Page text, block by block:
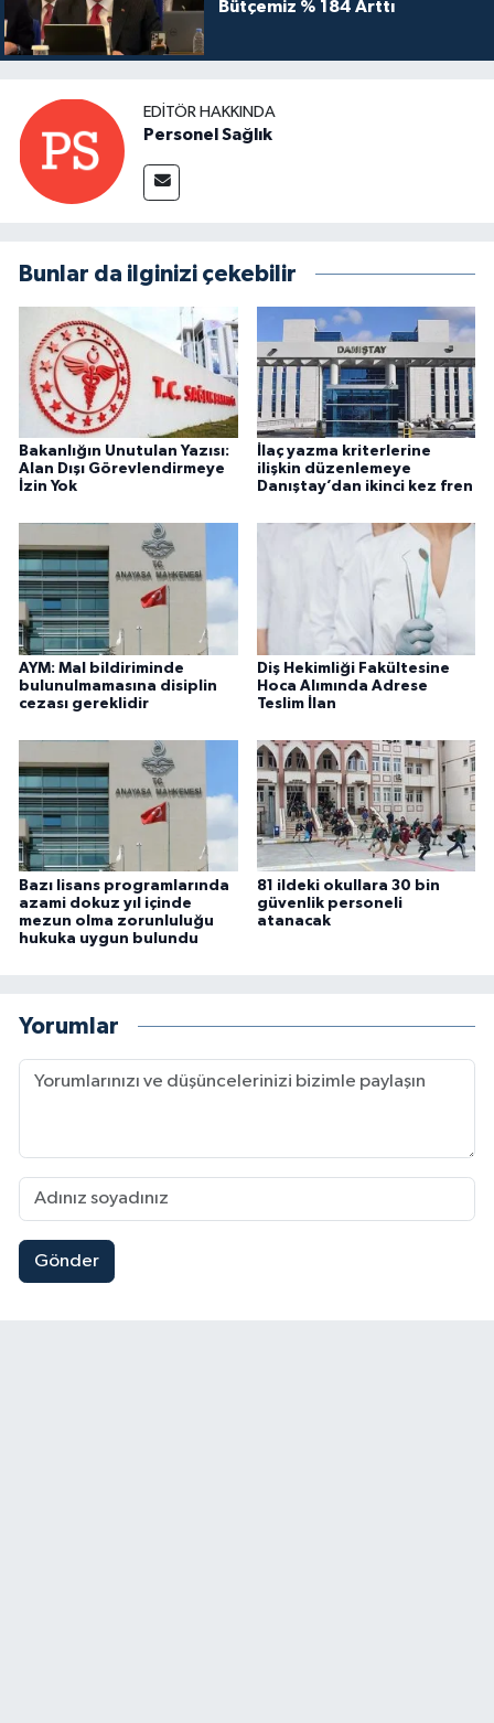
Bütçemiz % 184 Arttı
EDITÖR HAKKINDA
Personel Sağlık
Bunlar da ilginizi çekebilir
Bakanlığın Unutulan Yazısı:
Alan Dışı Görevlendirmeye
İzin Yok
İlaç yazma kriterlerine
ilişkin düzenlemeye
Danıştay’dan ikinci kez fren
AYM: Mal bildiriminde
bulunulmamasına disiplin
cezası gereklidir
Diş Hekimliği Fakültesine
Hoca Alımında Adrese
Teslim İlan
Bazı lisans programlarında
azami dokuz yıl içinde
mezun olma zorunluluğu
hukuka uygun bulundu
81 ildeki okullara 30 bin
güvenlik personeli
atanacak
Yorumlar
Gönder